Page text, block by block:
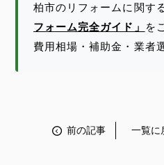
柏市のリフォームに関す
フォーム完全ガイド」
を
費用相場・補助金・業者
前の記事 一覧に